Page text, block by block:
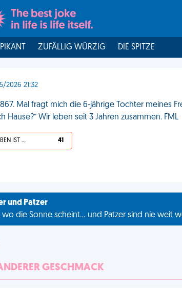
PIKANT ZUFÄLLIG WÜRZIG DIE SPITZE
2026 21:32
Mal fragt mich die 6-jährige Tochter meines
Hause?“ Wir leben seit 3 Jahren zusammen. FML
ICH STIMME ZU, DEIN LEBEN IST SCHEISSE 41
und Patzer
die Sonne scheint... und Patzer sind nie weit
GESCHMACK